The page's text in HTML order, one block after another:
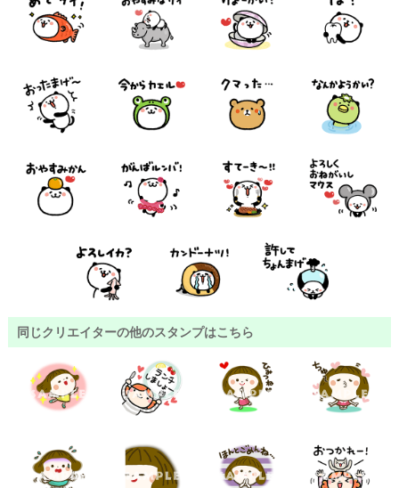
同じクリエイターの他のスタンプはこちら